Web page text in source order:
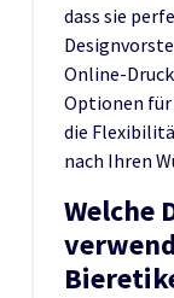
dass sie
Online-
Optionen für
die
nach Ihren
Welche